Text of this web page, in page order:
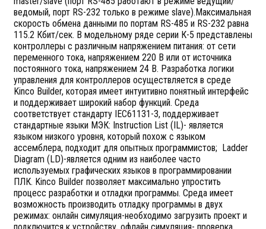
ведомый, порт RS-232 только в режиме slave).Максимальная
скорость обмена данными по портам RS-485 и RS-232 равна
115.2 Кбит/сек. В модельному ряде серии К-5 представлены
контроллеры с различным напряжением питания: от сети
переменного тока, напряжением 220 В или от источника
постоянного тока, напряжением 24 В. Разработка логики
управления для контроллеров осуществляется в среде
Kinco Builder, которая имеет интуитивно понятный интерфейс
и поддерживает широкий набор функций. Среда
соответствует стандарту IEC61131-3, поддерживает
стандартные языки МЭК: Instruction List (IL)- является
языком низкого уровня, который похож с языком
ассемблера, подходит для опытных программистов; Ladder
Diagram (LD)-является одним из наиболее часто
используемых графических языков в программировании
ПЛК. Kinco Builder позволяет максимально упростить
процесс разработки и отладки программы. Среда имеет
возможность производить отладку программы в двух
режимах: онлайн симуляция-необходимо загрузить проект и